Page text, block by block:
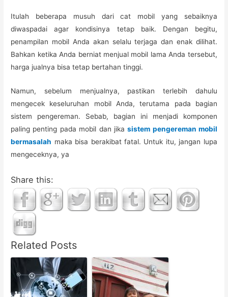
Itulah beberapa musuh dari cat mobil yang sebaiknya
diwaspadai agar kondisinya tetap baik. Dengan begitu,
penampilan mobil Anda akan selalu terjaga dan enak dilihat.
Bahkan ketika Anda berniat menjual mobil lama Anda tersebut,
harga jualnya bisa tetap bertahan tinggi.
Namun, sebelum menjualnya, pastikan terlebih dahulu
mengecek keseluruhan mobil Anda, terutama pada bagian
sistem pengereman. Sebab, bagian ini menjadi komponen
paling penting pada mobil dan jikasistem pengereman mobil
bermasalah maka bisa berakibat fatal. Untuk itu, jangan lupa
mengeceknya, ya
Share this:
Related Posts